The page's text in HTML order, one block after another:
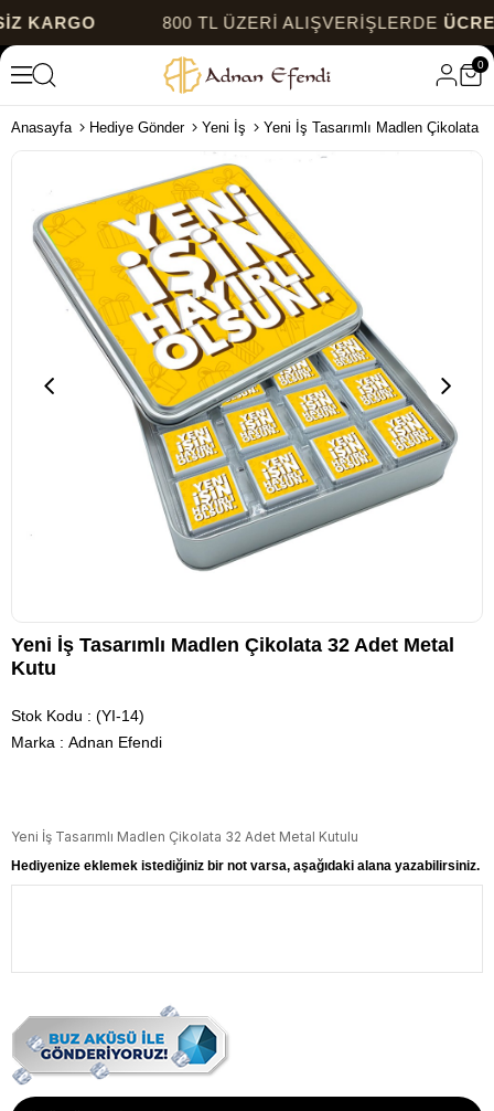
800 TL ÜZERİ ALIŞVERİŞLERDE
0
Anasayfa Hediye Gönder Yeni İş Yeni İş Tasarımlı Madlen Çikolata
Yeni İş Tasarımlı Madlen Çikolata 32 Adet Metal
Kutu
Stok Kodu
(YI-14)
Marka : Adnan Efendi
Yeni İş Tasarımlı Madlen Çikolata 32 Adet Metal Kutulu
Hediyenize eklemek istediğiniz bir not varsa, aşağıdaki alana yazabilirsiniz.